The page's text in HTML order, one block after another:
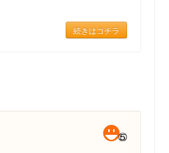
続きはコチラ